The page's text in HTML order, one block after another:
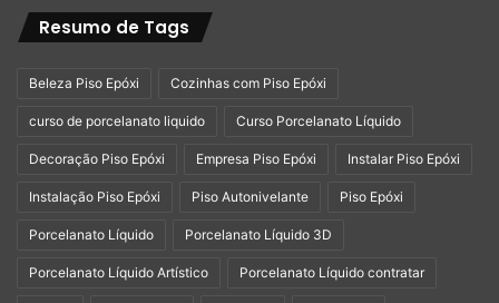
Resumo de Tags
Beleza Piso Epóxi Cozinhas com Piso Epóxi
curso de porcelanato liquido Curso Porcelanato Líquido
Decoração Piso Epóxi Empresa Piso Epóxi Instalar Piso Epóxi
Instalação Piso Epóxi Piso Autonivelante Piso Epóxi
Porcelanato Líquido Porcelanato Líquido 3D
Porcelanato Líquido Artístico Porcelanato Líquido contratar